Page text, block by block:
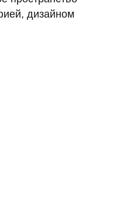
дизайном